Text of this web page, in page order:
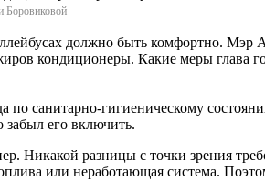
Боровиковой
должно быть комфортно.
кондиционеры. Какие меры глава
по санитарно-гигиеническому
его включить.
Никакой разницы с точки зрения
или неработающая система.